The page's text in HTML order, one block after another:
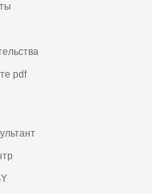
pdf